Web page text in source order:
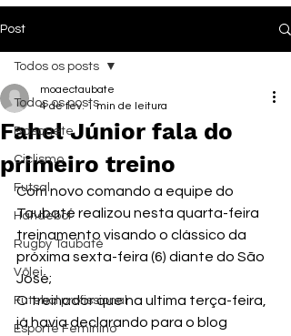
Post
Todos os posts
Basquete
Ciclismo
Futsal
Handebol
Rugby Taubaté
Vôlei
Futebol profissional
Esporte Feminino
Todos os posts
Fahel Júnior fala do
primeiro treino
moaectaubate
4 de fev. 1 min de leitura
Com novo comando a equipe do
Taubaté realizou nesta quarta-feira
treinamento visando o clássico da
próxima sexta-feira (6) diante do São
José;
O treinador que na ultima terça-feira,
já havia declarando para o blog